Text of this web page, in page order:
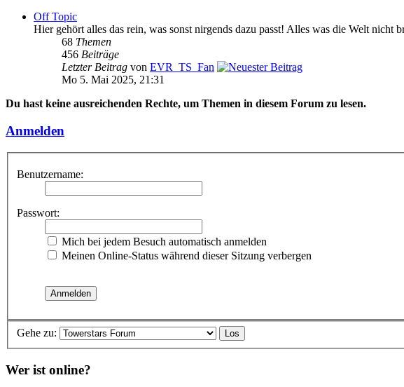
Off Topic
Hier gehört alles das rein, was sonst nirgends dazu passt! Alles was die Welt
68 Themen
456 Beiträge
Letzter Beitrag von EVR_TS_Fan
Mo 5. Mai 2025, 21:31
Du hast keine ausreichenden Rechte, um Themen in diesem Forum zu lesen.
Anmelden
Benutzername:
Passwort:
Mich bei jedem Besuch automatisch anmelden
Meinen Online-Status während dieser Sitzung verbergen
Gehe zu:
Wer ist online?